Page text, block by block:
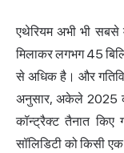
एथेरियम अभी भी सबसे
मिलाकर लगभग 45
से अधिक है। और
अनुसार, अकेले 2025
कॉन्ट्रैक्ट तैनात
सॉलिडिटी को किसी